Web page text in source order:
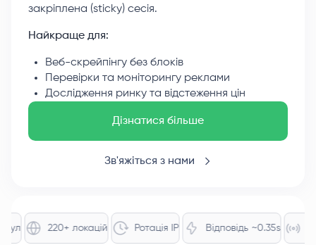
закріплена (sticky) сесія.
Найкраще для:
Веб-скрейпінгу без блоків
Перевірки та моніторингу реклами
Дослідження ринку та відстеження цін
Дізнатися більше
Зв'яжіться з нами
220+ локацій Ротація IP Відповідь ~0.35s